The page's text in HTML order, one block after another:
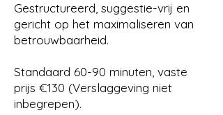
Gestructureerd, suggestie-vrij en
gericht op het maximaliseren van
betrouwbaarheid.
Standaard 60-90 minuten, vaste
prijs €130 (Verslaggeving niet
inbegrepen).